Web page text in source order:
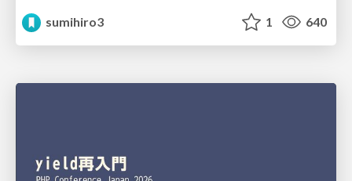
sumihiro3
1 640